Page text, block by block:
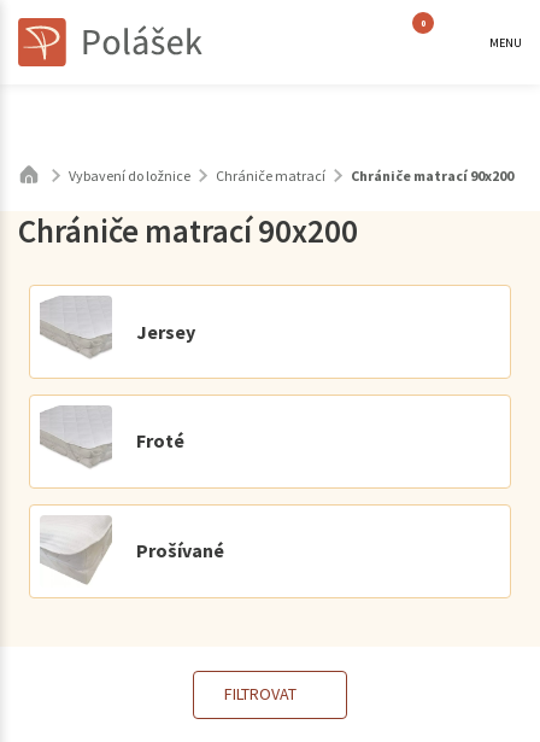
0
MENU
Vybavení do ložnice Chrániče matrací Chrániče matrací 90x200
Chrániče matrací 90x200
Jersey
Froté
Prošívané
FILTROVAT